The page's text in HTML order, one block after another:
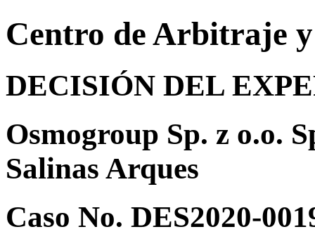
Centro de Arbitraje
DECISIÓN DEL
Osmogroup Sp. z o.o.
Salinas Arques
Caso No. DES2020-